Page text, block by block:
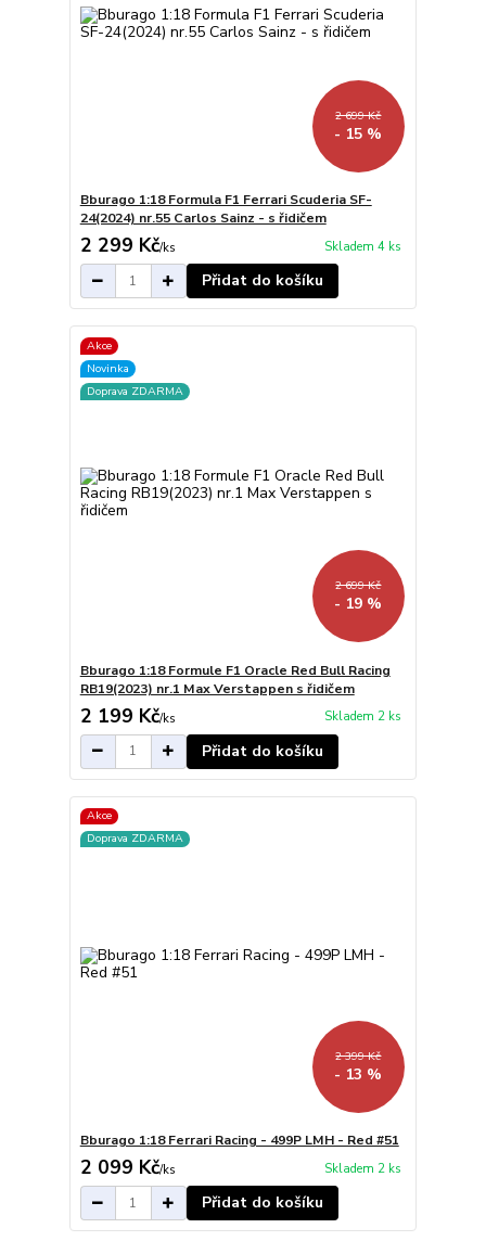
2 699 Kč
- 15 %
Bburago 1:18 Formula F1 Ferrari Scuderia SF-
24(2024) nr.55 Carlos Sainz - s řidičem
2 299 Kč/ks Skladem 4 ks
Přidat do košíku
Akce
Novinka
Doprava ZDARMA
2 699 Kč
- 19 %
Bburago 1:18 Formule F1 Oracle Red Bull Racing
RB19(2023) nr.1 Max Verstappen s řidičem
2 199 Kč/ks Skladem 2 ks
Přidat do košíku
Akce
Doprava ZDARMA
2 399 Kč
- 13 %
Bburago 1:18 Ferrari Racing - 499P LMH - Red #51
2 099 Kč/ks Skladem 2 ks
Přidat do košíku